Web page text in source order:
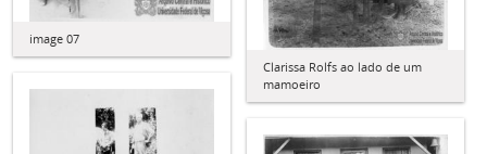
image 07
Clarissa Rolfs ao lado de um
mamoeiro